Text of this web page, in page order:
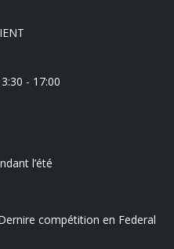
- 17:00
l’été
compétition en Federal